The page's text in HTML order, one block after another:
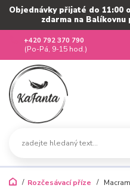
Objednávky přijaté do 11:00
zdarma na Balíkovnu
+420 792 370 790
(Po-Pá, 9-15 hod.)
Rozčesávací příze